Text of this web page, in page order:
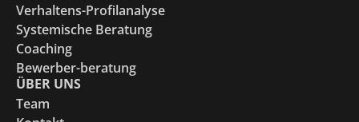
Verhaltens-Profilanalyse
Systemische Beratung
Coaching
Bewerber-beratung
ÜBER UNS
Team